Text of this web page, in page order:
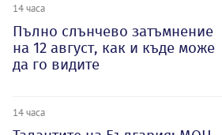
14 часа
Пълно слънчево затъмнение
на 12 август, как и къде може
да го видите
14 часа